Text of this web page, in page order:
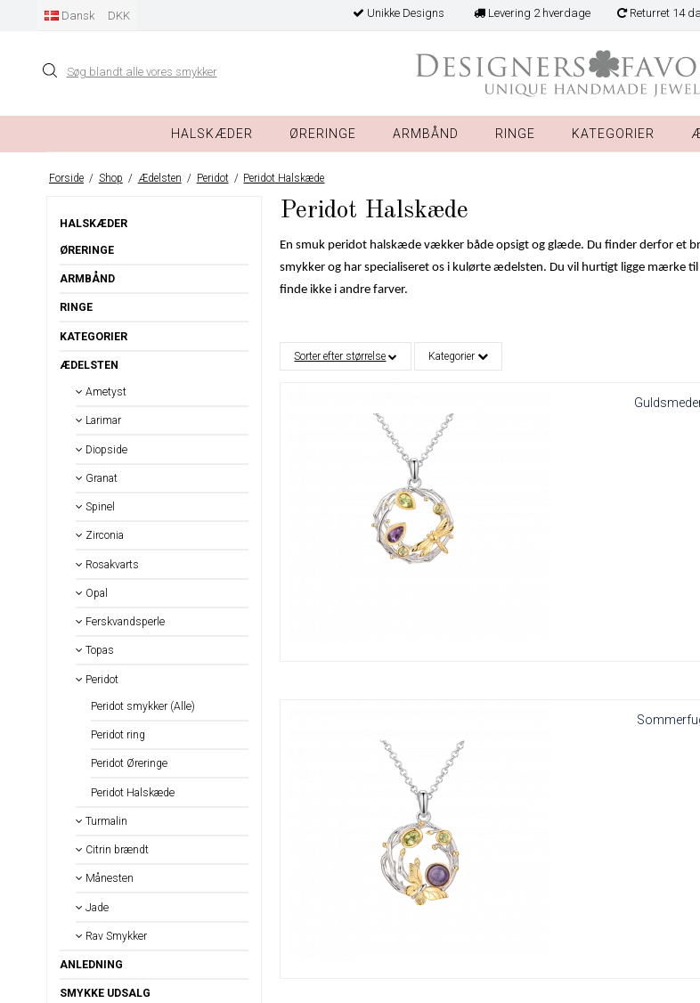
Dansk DKK Unikke Designs Levering 2 hverdage Returret 14
HALSKÆDER ØRERINGE ARMBÅND RINGE KATEGORIER
Forside / Shop / Ædelsten / Peridot / Peridot Halskæde
HALSKÆDER
ØRERINGE
ARMBÅND
RINGE
KATEGORIER
ÆDELSTEN
Ametyst
Larimar
Diopside
Granat
Spinel
Zirconia
Rosakvarts
Opal
Ferskvandsperle
Topas
Peridot
Peridot smykker (Alle)
Peridot ring
Peridot Øreringe
Peridot Halskæde
Turmalin
Citrin brændt
Månesten
Jade
Rav Smykker
ANLEDNING
SMYKKE UDSALG
Peridot Halskæde
En smuk peridot halskæde vækker både opsigt og glæde. Du finder derfor et
smykker og har specialiseret os i kulørte ædelsten. Du vil hurtigt ligge mærke
finde ikke i andre farver.
Sorter efter størrelse Kategorier